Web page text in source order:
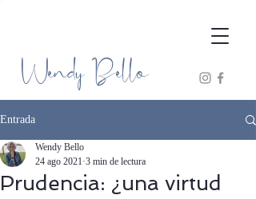
Wendy Bello
Entrada
Prudencia: ¿una virtud
Wendy Bello
24 ago 2021 3 min de lectura